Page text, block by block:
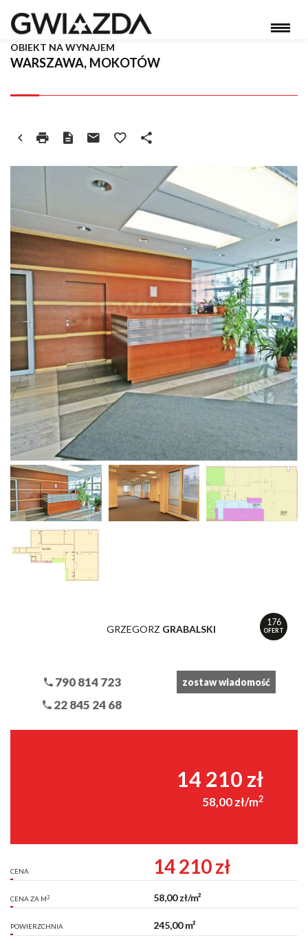
WARSZAWA, MOKOTÓW
OBIEKT NA WYNAJEM
176
OFERT
GRZEGORZ GRABALSKI
790 814 723
22 845 24 68
zostaw wiadomość
14 210 zł
58,00 zł/m2
CENA 14 210 zł
CENA ZA M2 58,00 zł/m²
POWIERZCHNIA 245,00 m²